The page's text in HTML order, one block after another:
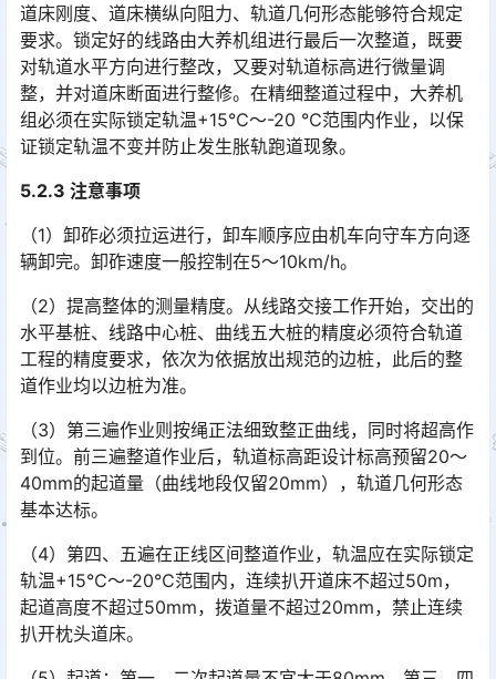
道床刚度、道床横纵向阻力、轨道几何形态能够符合规定
要求。锁定好的线路由大养机组进行最后一次整道，既要
对轨道水平方向进行整改，又要对轨道标高进行微量调
整，并对道床断面进行整修。在精细整道过程中，大养机
组必须在实际锁定轨温+15℃～-20 ℃范围内作业，以保
证锁定轨温不变并防止发生胀轨跑道现象。󠅅󠅃󠄵󠅂󠄪󠇖󠆨󠆨󠇕󠆞󠆒󠅬󠇘󠆭󠆘󠇙󠆝󠅵󠇗󠆭󠆁󠄐󠇗󠅹󠅸󠇖󠆍󠅳󠇖󠅹󠅰󠇖󠆌󠅹
5.2.3 注意事项
（1）卸砟必须拉运进行，卸车顺序应由机车向守车方向逐
辆卸完。卸砟速度一般控制在5～10km/h。
（2）提高整体的测量精度。从线路交接工作开始，交出的
水平基桩、线路中心桩、曲线五大桩的精度必须符合轨道
工程的精度要求，依次为依据放出规范的边桩，此后的整
道作业均以边桩为准。󠅅󠅃󠄵󠅂󠄪󠇖󠆨󠆨󠇕󠆞󠆒󠅬󠇘󠆭󠆘󠇙󠆝󠅵󠇗󠆭󠆁󠄐󠇗󠅹󠅸󠇖󠆍󠅳󠇖󠅹󠅰󠇖󠆌󠅹
（3）第三遍作业则按绳正法细致整正曲线，同时将超高作
到位。前三遍整道作业后，轨道标高距设计标高预留20～
40mm的起道量（曲线地段仅留20mm），轨道几何形态
基本达标。󠅅󠅃󠄵󠅂󠄪󠇖󠆨󠆨󠇕󠆞󠆒󠅬󠇘󠆭󠆘󠇙󠆝󠅵󠇗󠆭󠆁󠄐󠇗󠅹󠅸󠇖󠆍󠅳󠇖󠅹󠅰󠇖󠆌󠅹
（4）第四、五遍在正线区间整道作业，轨温应在实际锁定
轨温+15℃～-20℃范围内，连续扒开道床不超过50m，
起道高度不超过50mm，拨道量不超过20mm，禁止连续
扒开枕头道床。󠅅󠅃󠄵󠅂󠄪󠇖󠆨󠆨󠇕󠆞󠆒󠅬󠇘󠆭󠆘󠇙󠆝󠅵󠇗󠆭󠆁󠄐󠇗󠅹󠅸󠇖󠆍󠅳󠇖󠅹󠅰󠇖󠆌󠅹